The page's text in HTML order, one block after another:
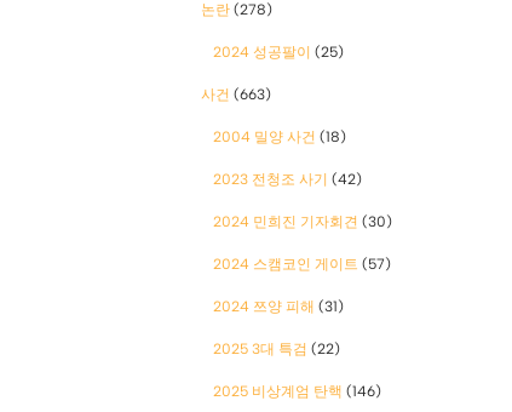
논란 (278)
2024 성공팔이 (25)
사건 (663)
2004 밀양 사건 (18)
2023 전청조 사기 (42)
2024 민희진 기자회견 (30)
2024 스캠코인 게이트 (57)
2024 쯔양 피해 (31)
2025 3대 특검 (22)
2025 비상계엄 탄핵 (146)